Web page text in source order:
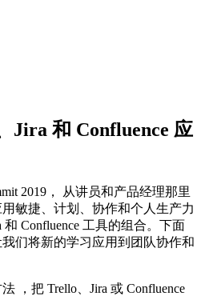
Jira 和 Confluence 应
2019， 从讲员和产品经理那里
敏捷、计划、协作和个人生产力
Confluence 工具的组合。下面
们将新的学习应用到团队协作和
，把 Trello、Jira 或 Confluence